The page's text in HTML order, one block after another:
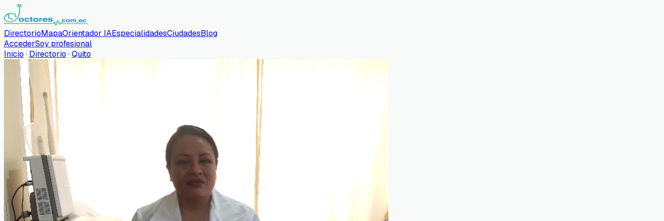
DirectorioMapaOrientador IAEspecialidadesCiudadesBlog
AccederSoy profesional
Inicio · Directorio ·Quito